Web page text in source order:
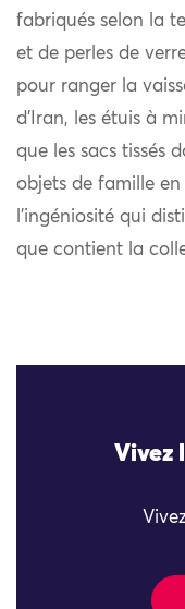
fabriqués selon la
et de perles de
pour ranger la
d’Iran, les étuis à
que les sacs tissés
objets de famille en
l’ingéniosité qui
que contient la
Vivez